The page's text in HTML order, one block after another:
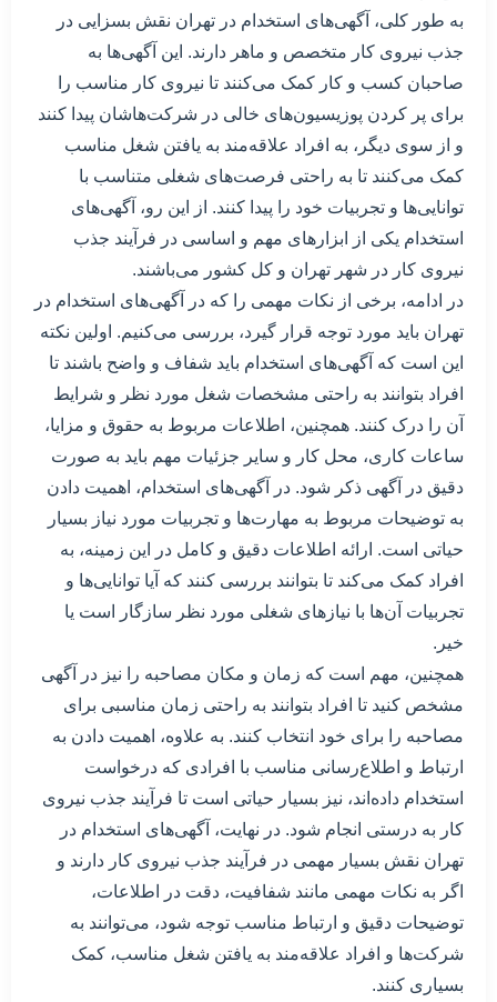
به طور کلی، آگهی‌های استخدام در تهران نقش بسزایی در
جذب نیروی کار متخصص و ماهر دارند. این آگهی‌ها به
صاحبان کسب و کار کمک می‌کنند تا نیروی کار مناسب را
برای پر کردن پوزیسیون‌های خالی در شرکت‌هاشان پیدا کنند
و از سوی دیگر، به افراد علاقه‌مند به یافتن شغل مناسب
کمک می‌کنند تا به راحتی فرصت‌های شغلی متناسب با
توانایی‌ها و تجربیات خود را پیدا کنند. از این رو، آگهی‌های
استخدام یکی از ابزارهای مهم و اساسی در فرآیند جذب
نیروی کار در شهر تهران و کل کشور می‌باشند.
در ادامه، برخی از نکات مهمی را که در آگهی‌های استخدام در
تهران باید مورد توجه قرار گیرد، بررسی می‌کنیم. اولین نکته
این است که آگهی‌های استخدام باید شفاف و واضح باشند تا
افراد بتوانند به راحتی مشخصات شغل مورد نظر و شرایط
آن را درک کنند. همچنین، اطلاعات مربوط به حقوق و مزایا،
ساعات کاری، محل کار و سایر جزئیات مهم باید به صورت
دقیق در آگهی ذکر شود. در آگهی‌های استخدام، اهمیت دادن
به توضیحات مربوط به مهارت‌ها و تجربیات مورد نیاز بسیار
حیاتی است. ارائه اطلاعات دقیق و کامل در این زمینه، به
افراد کمک می‌کند تا بتوانند بررسی کنند که آیا توانایی‌ها و
تجربیات آن‌ها با نیازهای شغلی مورد نظر سازگار است یا
خیر.
همچنین، مهم است که زمان و مکان مصاحبه را نیز در آگهی
مشخص کنید تا افراد بتوانند به راحتی زمان مناسبی برای
مصاحبه را برای خود انتخاب کنند. به علاوه، اهمیت دادن به
ارتباط و اطلاع‌رسانی مناسب با افرادی که درخواست
استخدام داده‌اند، نیز بسیار حیاتی است تا فرآیند جذب نیروی
کار به درستی انجام شود. در نهایت، آگهی‌های استخدام در
تهران نقش بسیار مهمی در فرآیند جذب نیروی کار دارند و
اگر به نکات مهمی مانند شفافیت، دقت در اطلاعات،
توضیحات دقیق و ارتباط مناسب توجه شود، می‌توانند به
شرکت‌ها و افراد علاقه‌مند به یافتن شغل مناسب، کمک
بسیاری کنند.